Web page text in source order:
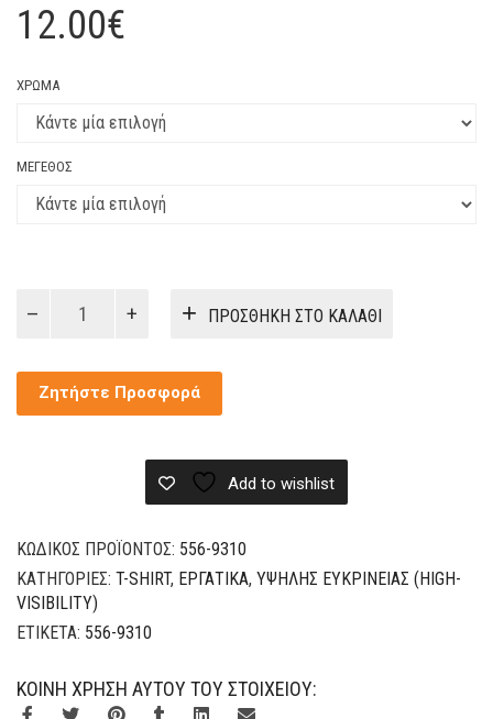
12.00€
ΧΡΏΜΑ
ΜΈΓΕΘΟΣ
ΚΜ
Υψηλής
Ορατότητας
ΠΡΟΣΘΉΚΗ ΣΤΟ ΚΑΛΆΘΙ
Ζητήστε Προσφορά
Add to wishlist
ΚΩΔΙΚΌΣ ΠΡΟΪΌΝΤΟΣ: 556-9310
ΚΑΤΗΓΟΡΊΕΣ: T-SHIRT, ΕΡΓΑΤΙΚΆ, ΥΨΗΛΉΣ ΕΥΚΡΊΝΕΙΑΣ (HIGH-
VISIBILITY)
ΕΤΙΚΈΤΑ: 556-9310
ΚΟΙΝΉ ΧΡΉΣΗ ΑΥΤΟΎ ΤΟΥ ΣΤΟΙΧΕΊΟΥ: